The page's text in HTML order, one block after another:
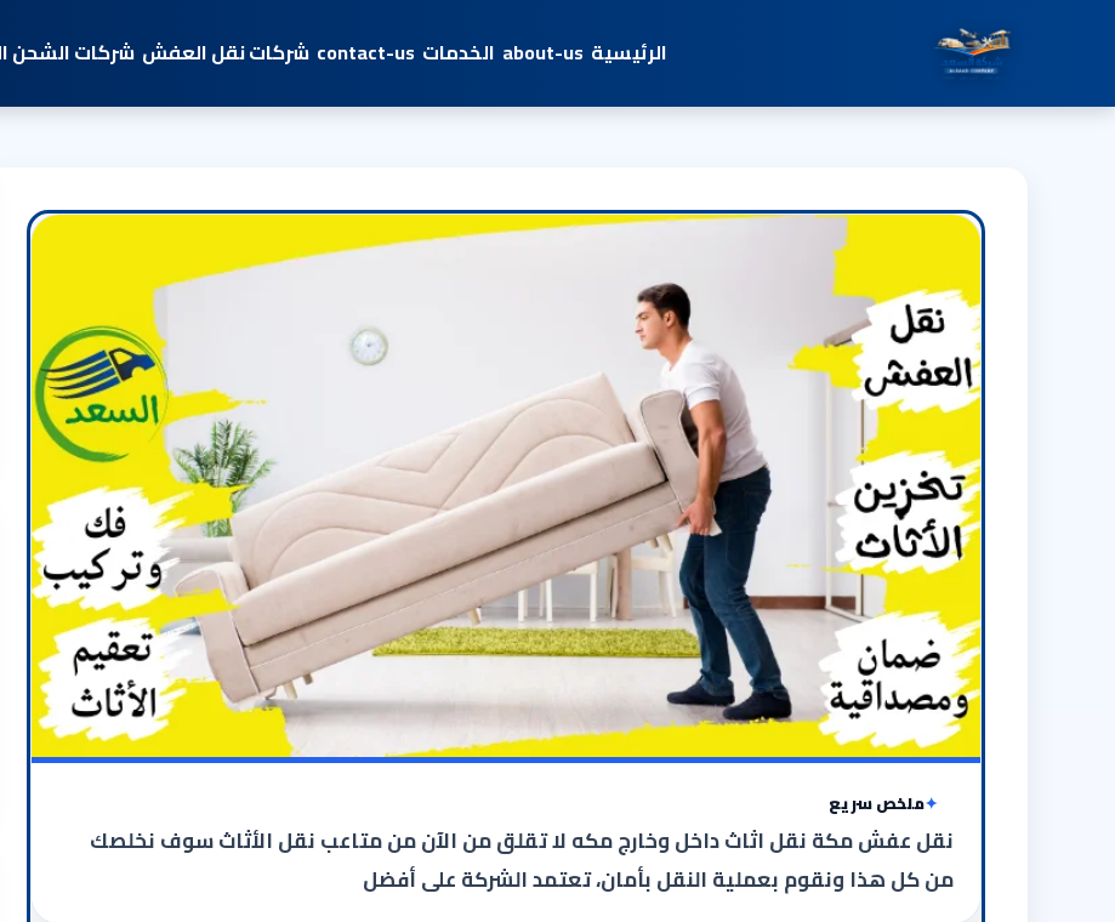
الرئيسية about-us الخدمات contact-us شركات نقل العفش شركات الشحن
ملخص سريع
نقل عفش مكة نقل اثاث داخل وخارج مكه لا تقلق من الآن من متاعب نقل الأثاث سوف نخلصك
من كل هذا ونقوم بعملية النقل بأمان، تعتمد الشركة على أفضل